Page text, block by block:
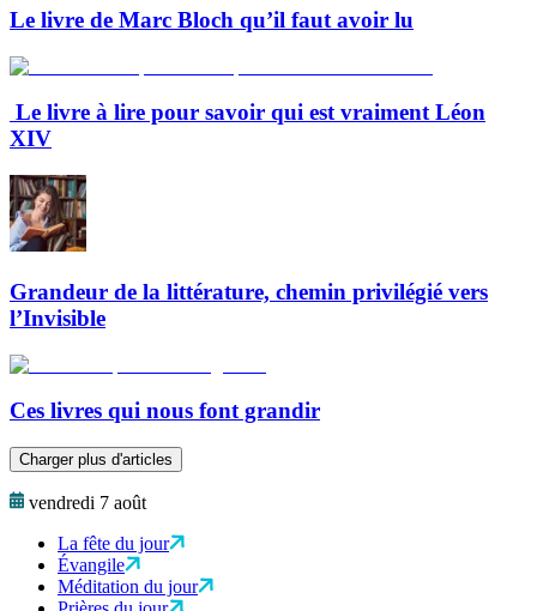
Le livre de Marc Bloch qu’il faut avoir lu
Le livre à lire pour savoir qui est vraiment Léon
XIV
Grandeur de la littérature, chemin privilégié vers
l’Invisible
Ces livres qui nous font grandir
Charger plus d'articles
vendredi 7 août
La fête du jour
Évangile
Méditation du jour